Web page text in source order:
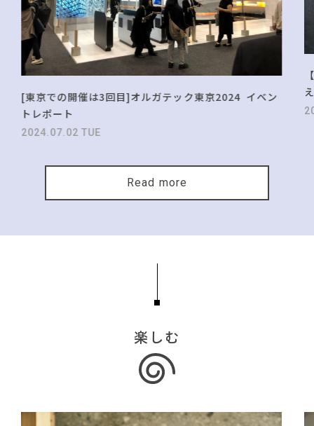
[東京での開催は3回目]オルガテック東京2024 イベン
トレポート
2024.07.02 TUE
Read more
楽しむ